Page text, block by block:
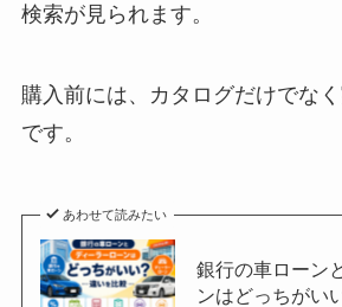
検索が見られます。
購入前には、カタログだけでな
です。
あわせて読みたい
銀行の車ローン
ンはどっちがい